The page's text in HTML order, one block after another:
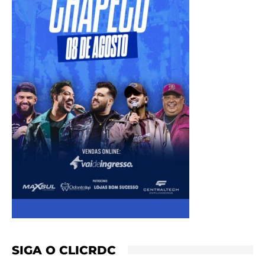
SIGA O CLICRDC